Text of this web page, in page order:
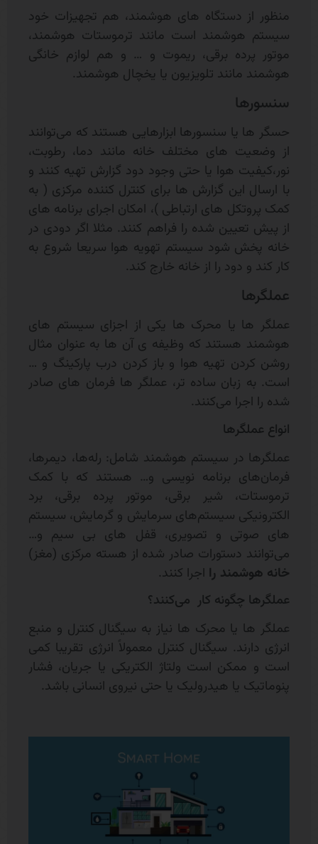
منظور از دستگاه های هوشمند، هم تجهیزات خود
سیستم هوشمند است مانند ترموستات هوشمند،
موتور پرده برقی، ریموت و … و هم لوازم خانگی
هوشمند مانند تلویزیون یا یخچال هوشمند.
سنسورها
حسگر ها یا سنسورها ابزارهایی هستند که می‌توانند
از وضعیت های مختلف خانه مانند دما، رطوبت،
نور،کیفیت هوا یا حتی وجود دود گزارش تهیه کنند و
با ارسال این گزارش ها برای کنترل کننده مرکزی ( به
کمک پروتکل های ارتباطی )، امکان اجرای برنامه های
از پیش تعیین شده را فراهم کنند. مثلا اگر دودی در
خانه پخش شود سیستم تهویه هوا سریعا شروع به
کار کند و دود را از خانه خارج کند.
عملگرها
عملگر ها یا محرک ها یکی از اجزای سیستم های
هوشمند هستند که وظیفه ی آن ها به عنوان مثال
روشن کردن تهیه هوا و باز کردن درب پارکینگ و …
است. به زبان ساده تر، عملگر ها فرمان های صادر
شده را اجرا می‌کنند.
انواع عملگرها
عملگرها در سیستم هوشمند شامل: رله‌ها، دیمرها،
فرمان‌های برنامه نویسی و… هستند که با کمک
ترموستات، شیر برقی، موتور پرده برقی، برد
الکترونیکی سیستم‌های سرمایش و گرمایش، سیستم
های صوتی و تصویری، قفل های بی سیم و…
می‌توانند دستورات صادر شده از هسته مرکزی (مغز)
خانه هوشمند را اجرا کنند.
عملگرها چگونه کار می‌کنند؟
عملگر ها یا محرک ها نیاز به سیگنال کنترل و منبع
انرژی دارند. سیگنال کنترل معمولاً انرژی تقریبا کمی
است و ممکن است ولتاژ الکتریکی یا جریان، فشار
پنوماتیک یا هیدرولیک یا حتی نیروی انسانی باشد.